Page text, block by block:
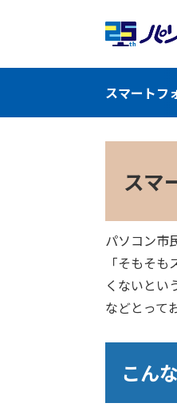
スマートフ
スマ
パソコン市
「そもそ
くないとい
などとって
こん